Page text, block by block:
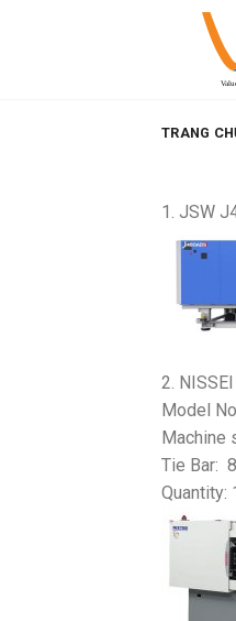
TRANG
1. JSW
2.
Model
Machine
Tie Bar:
Quantity: 1